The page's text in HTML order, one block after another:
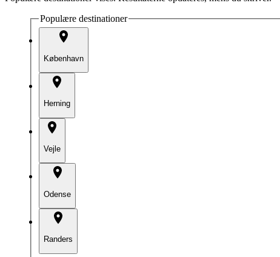
Populære destinationer
København
Herning
Vejle
Odense
Randers